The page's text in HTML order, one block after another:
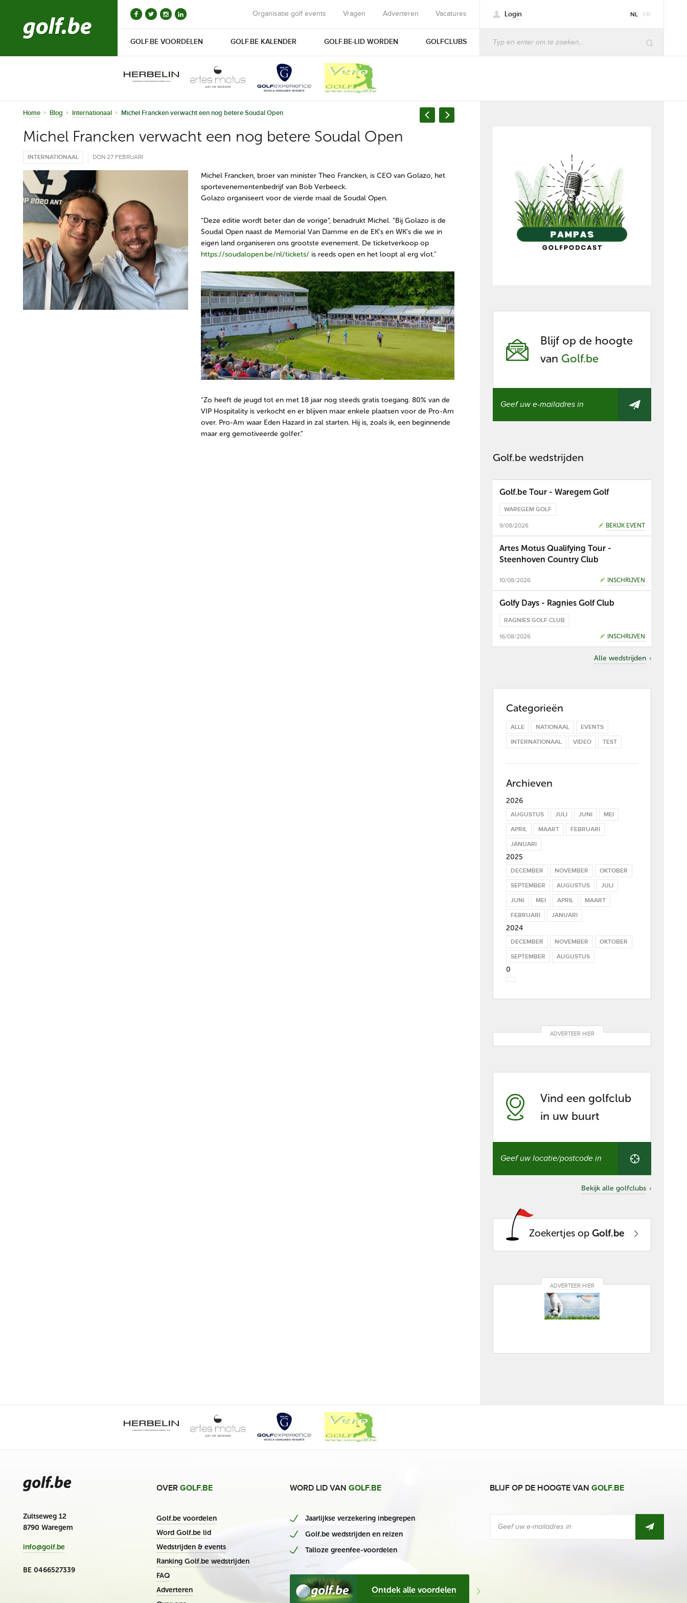
Organisatie golf events Vragen Adverteren Vacatures Login NL FR
GOLF.BE VOORDELEN GOLF.BE KALENDER GOLF.BE-LID WORDEN GOLFCLUBS
Home Blog Internationaal Michel Francken verwacht een nog betere Soudal Open
Michel Francken verwacht een nog betere Soudal Open
INTERNATIONAAL DON 27 FEBRUARI
Michel Francken, broer van minister Theo Francken, is CEO van Golazo, het
sportevenementenbedrijf van Bob Verbeeck.
Golazo organiseert voor de vierde maal de Soudal Open.
“Deze editie wordt beter dan de vorige”, benadrukt Michel. “Bij Golazo is de
Soudal Open naast de Memorial Van Damme en de EK’s en WK’s die we in
eigen land organiseren ons grootste evenement. De ticketverkoop op
https://soudalopen.be/nl/tickets/ is reeds open en het loopt al erg vlot."
"Zo heeft de jeugd tot en met 18 jaar nog steeds gratis toegang. 80% van de
VIP Hospitality is verkocht en er blijven maar enkele plaatsen voor de Pro-Am
over. Pro-Am waar Eden Hazard in zal starten. Hij is, zoals ik, een beginnende
maar erg gemotiveerde golfer.”
Blijf op de hoogte
van Golf.be
Golf.be wedstrijden
Golf.be Tour - Waregem Golf
WAREGEM GOLF
9/08/2026 BEKIJK EVENT
Artes Motus Qualifying Tour -
Steenhoven Country Club
10/08/2026 INSCHRIJVEN
Golfy Days - Ragnies Golf Club
RAGNIES GOLF CLUB
16/08/2026 INSCHRIJVEN
Alle wedstrijden
Categorieën
ALLE NATIONAAL
EVENTS
INTERNATIONAAL
VIDEO TEST
Archieven
2026
AUGUSTUS JULI JUNI
MEI
APRIL
MAART
FEBRUARI
JANUARI
2025
DECEMBER NOVEMBER
OKTOBER
SEPTEMBER
AUGUSTUS
JULI
JUNI
MEI APRIL
MAART
FEBRUARI
JANUARI
2024
DECEMBER NOVEMBER
OKTOBER
SEPTEMBER
AUGUSTUS
0
ADVERTEER HIER
Vind een golfclub
in uw buurt
een
golfclub
Bekijk alle golfclubs
Zoekertjes opGolf.be
ADVERTEER HIER
Zultseweg 12
8790 Waregem
info@golf.be
BE 0466527339
OVER GOLF.BE
Golf.be voordelen
Word Golf.be lid
Wedstrijden & events
Ranking Golf.be wedstrijden
FAQ
Adverteren
WORD LID VAN GOLF.BE
Jaarlijkse verzekering inbegrepen
Golf.be wedstrijden en reizen
Talloze greenfee-voordelen
Ontdek alle voordelen
BLIJF OP DE HOOGTE VAN GOLF.BE